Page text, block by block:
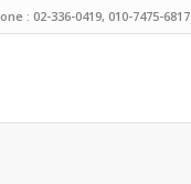
: 02-336-0419, 010-7475-6817